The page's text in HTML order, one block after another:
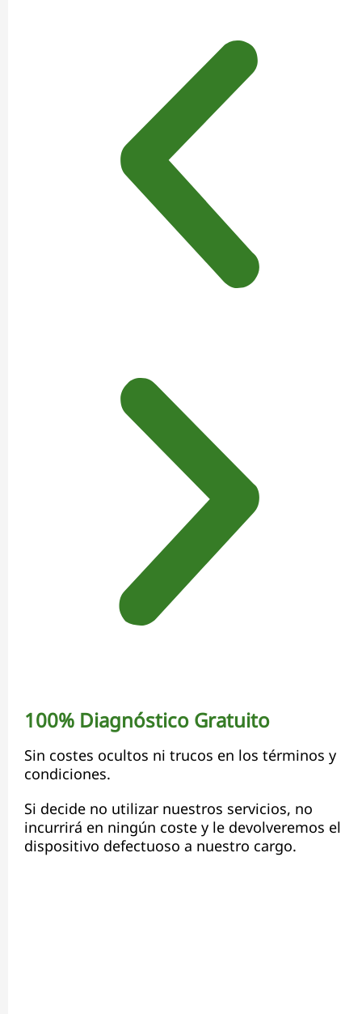
100% Diagnóstico Gratuito
Sin costes ocultos ni trucos en los términos y
condiciones.
Si decide no utilizar nuestros servicios, no
incurrirá en ningún coste y le devolveremos el
dispositivo defectuoso a nuestro cargo.